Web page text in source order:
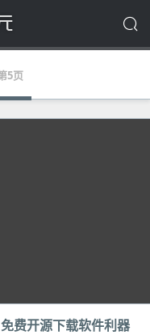
5页
费开源下载软件利器